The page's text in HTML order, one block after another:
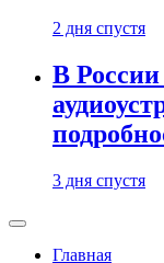
2 дня спустя
В
3 дня спустя
Главная